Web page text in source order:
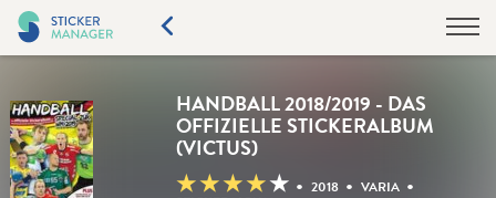
HANDBALL 2018/2019 - DAS
OFFIZIELLE STICKERALBUM
(VICTUS)
★★★★★ • 2018 • VARIA •